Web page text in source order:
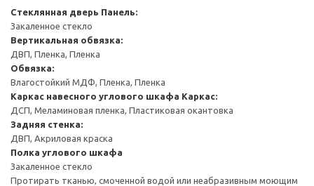
Стеклянная дверь Панель:
Закаленное стекло
Вертикальная обвязка:
ДВП, Пленка, Пленка
Обвязка:
Влагостойкий МДФ, Пленка, Пленка
Каркас навесного углового шкафа Каркас:
ДСП, Меламиновая пленка, Пластиковая окантовка
Задняя стенка:
ДВП, Акриловая краска
Полка углового шкафа
Закаленное стекло
Протирать тканью, смоченной водой или неабразивным моющим